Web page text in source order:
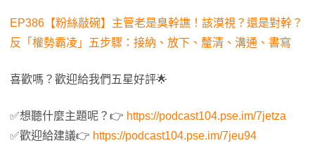
EP386【粉絲敲碗】主管老是臭幹譙！該漠視？還是對幹？
反「權勢霸凌」五步驟：接納、放下、釐清、溝通、書寫
喜歡嗎？歡迎給我們五星好評🌟
✅想聽什麼主題呢？👉 https://podcast104.pse.im/7jetza
✅歡迎給建議👉 https://podcast104.pse.im/7jeu94